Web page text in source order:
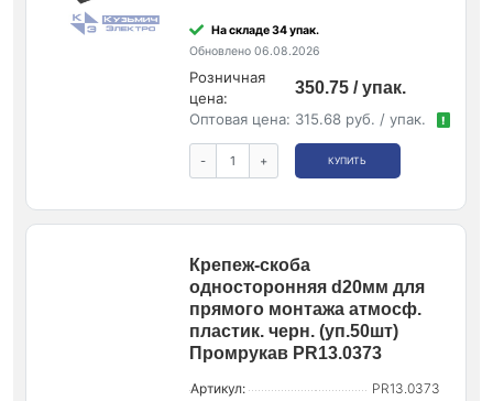
На складе 34 упак.
Обновлено 06.08.2026
Розничная
цена:
350.75 / упак.
Оптовая цена: 315.68 руб. / упак. !
- + КУПИТЬ
Крепеж-скоба
односторонняя d20мм для
прямого монтажа атмосф.
пластик. черн. (уп.50шт)
Промрукав PR13.0373
Артикул:
PR13.0373